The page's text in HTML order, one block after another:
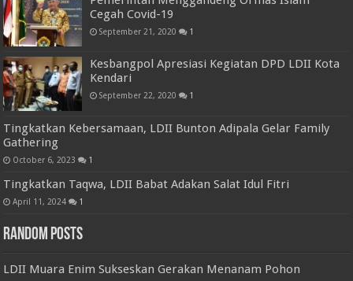
Cegah Covid-19
September 21, 2020 1
Kesbangpol Apresiasi Kegiatan DPD LDII Kota
Kendari
September 22, 2020 1
Tingkatkan Kebersamaan, LDII Bunton Adipala Gelar Family
Gathering
October 6, 2023 1
Tingkatkan Taqwa, LDII Babat Adakan Salat Idul Fitri
April 11, 2024 1
Random Posts
LDII Muara Enim Sukseskan Gerakan Menanam Pohon